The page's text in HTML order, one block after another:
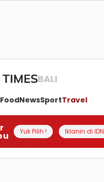
BALI
FoodNewsSportTravel
Yuk Pilih ! Iklanin di IDN